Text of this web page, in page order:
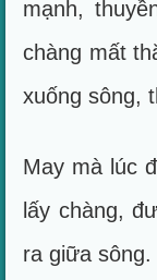
mạnh,
chàng mất
xuống sông,
May mà lúc
lấy chàng,
ra giữa sông.